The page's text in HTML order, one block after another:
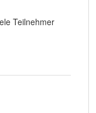
Teilnehmer